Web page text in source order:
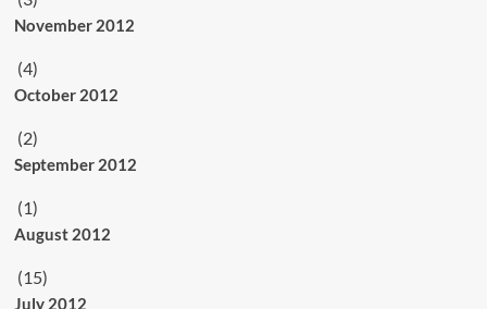
November 2012
(4)
October 2012
(2)
September 2012
(1)
August 2012
(15)
July 2012